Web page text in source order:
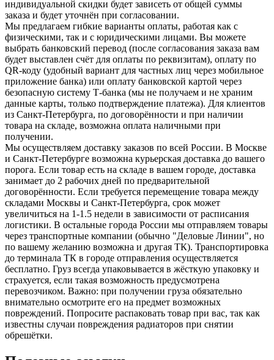
индивидуальной скидки будет зависеть от общей суммы
заказа и будет уточнён при согласовании.
Мы предлагаем гибкие варианты оплаты, работая как с
физическими, так и с юридическими лицами. Вы можете
выбрать банковский перевод (после согласования заказа вам
будет выставлен счёт для оплаты по реквизитам), оплату по
QR-коду (удобный вариант для частных лиц через мобильное
приложение банка) или оплату банковской картой через
безопасную систему Т-банка (мы не получаем и не храним
данные карты, только подтверждение платежа). Для клиентов
из Санкт-Петербурга, по договорённости и при наличии
товара на складе, возможна оплата наличными при
получении.
Мы осуществляем доставку заказов по всей России. В Москве
и Санкт-Петербурге возможна курьерская доставка до вашего
порога. Если товар есть на складе в вашем городе, доставка
занимает до 2 рабочих дней по предварительной
договорённости. Если требуется перемещение товара между
складами Москвы и Санкт-Петербурга, срок может
увеличиться на 1-1.5 недели в зависимости от расписания
логистики. В остальные города России мы отправляем товары
через транспортные компании (обычно "Деловые Линии", но
по вашему желанию возможна и другая ТК). Транспортировка
до терминала ТК в городе отправления осуществляется
бесплатно. Груз всегда упаковывается в жёсткую упаковку и
страхуется, если такая возможность предусмотрена
перевозчиком. Важно: при получении груза обязательно
внимательно осмотрите его на предмет возможных
повреждений. Попросите распаковать товар при вас, так как
известны случаи повреждения радиаторов при снятии
обрешётки.